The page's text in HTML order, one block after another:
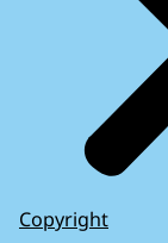
Copyright